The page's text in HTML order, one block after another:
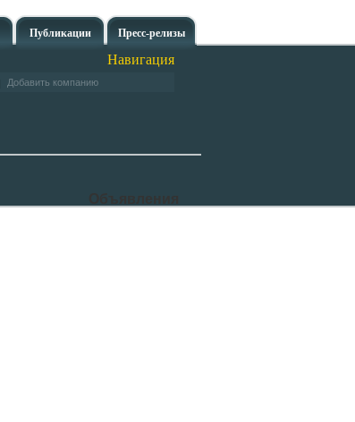
Публикации Пресс-релизы
Навигация
Добавить компанию